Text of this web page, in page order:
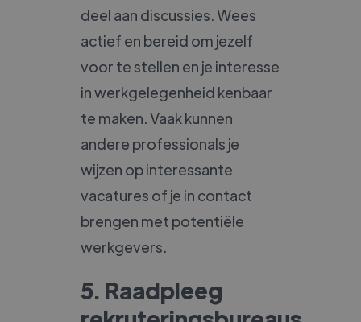
deel aan discussies. Wees
actief en bereid om jezelf
voor te stellen en je interesse
in werkgelegenheid kenbaar
te maken. Vaak kunnen
andere professionals je
wijzen op interessante
vacatures of je in contact
brengen met potentiële
werkgevers.
5. Raadpleeg